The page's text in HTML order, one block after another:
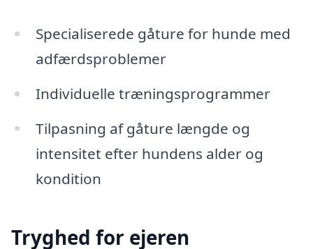
Specialiserede gåture for hunde med
adfærdsproblemer
Individuelle træningsprogrammer
Tilpasning af gåture længde og
intensitet efter hundens alder og
kondition
Tryghed for ejeren